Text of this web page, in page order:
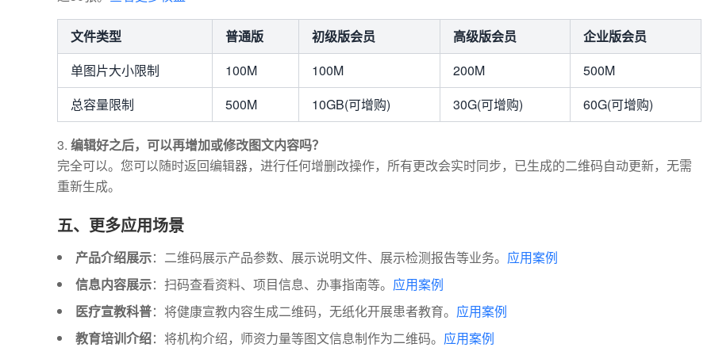
文件类型 普通版 初级版会员 高级版会员
企业版会员
单图片大小限制
100M 100M 200M
500M
总容量限制
500M 10GB(可增购) 30G(可增购) 60G(可增购)
编辑好之后，可以再增加或修改图文内容吗？
完全可以。您可以随时返回编辑器，进行任何增删改操作，所有更改会实时同步，已生成的二维码自动更新，无需
重新生成。
五、更多应用场景
产品介绍展示：二维码展示产品参数、展示说明文件、展示检测报告等业务。 应用案例
信息内容展示：扫码查看资料、项目信息、办事指南等。 应用案例
医疗宣教科普：将健康宣教内容生成二维码，无纸化开展患者教育。 应用案例
教育培训介绍：将机构介绍，师资力量等图文信息制作为二维码。 应用案例